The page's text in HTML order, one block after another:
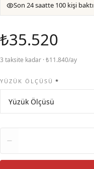
Son 24 saatte 100 kişi baktı
₺35.520
3 taksite kadar · ₺11.840/ay
YÜZÜK ÖLÇÜSÜ *